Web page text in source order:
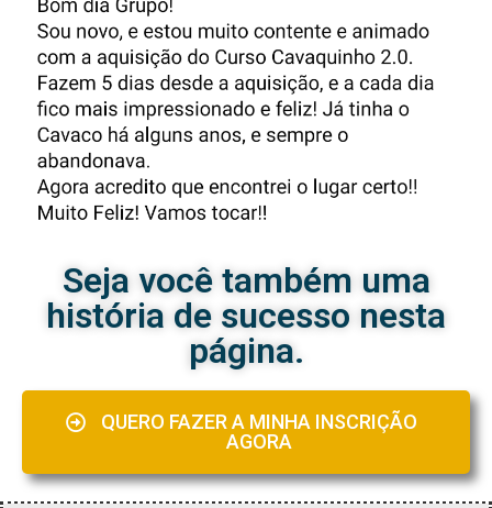
Seja você também uma
história de sucesso nesta
página.
QUERO FAZER A MINHA INSCRIÇÃO
AGORA